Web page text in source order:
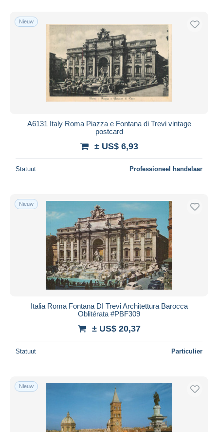
Gratis levering
Betaalmiddelen
PayPal
Bankoverschrijving
Visa
Mastercard
Woonplaats van de verkoper
Toepassen
Nieuw
A6131 Italy Roma Piazza e Fontana di Trevi vintage
postcard
± US$ 6,93
Statuut Professioneel handelaar
Nieuw
Italia Roma Fontana DI Trevi Architettura Barocca
Oblitérata #PBF309
± US$ 20,37
Statuut Particulier
Nieuw